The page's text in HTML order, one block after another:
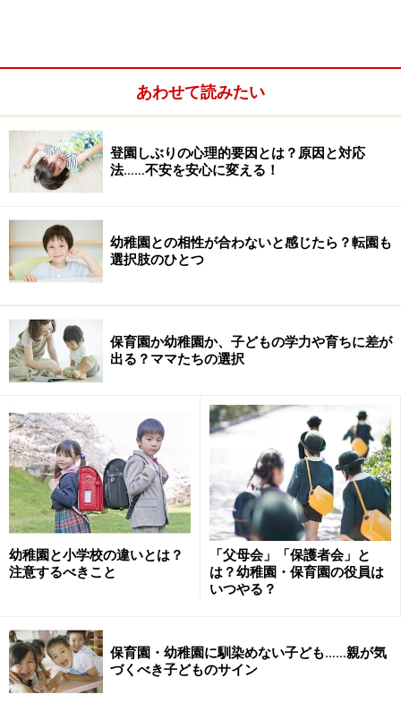
一つめは、年少クラスなど、入園した最初の年にやって
しまう方法です。先輩ママから「卒園の時の役員さんは
いちばん大変なのよ」という情報を聞いて、早いうちに
なるわけです。役員になることで、園のいろいろな情報
もわかるし、お友達もできるので、面倒くさがりなママ
もうひとつ、あえて最後の年に役員をやるという人も多
いでしょう。卒園の時には確かにいろいろと決める事が
多く、役員さんの出番も増えます。ただ、役員以外に
「卒対」（「卒園対策」の意味。これは結構よく使う園
用語なんですよ）の人を置くことも多いため、飛び抜け
て役員だけが大変ということにならないようにしている
ところが多いよう。最後の年に、親子とも思い出が増え
るように、あえて最後の年に役員をやるのもいいかもし
れません。
あわせて読みたい
登園しぶりの心理的要因とは？原因と対応
法……不安を安心に変える！
幼稚園との相性が合わないと感じたら？転園も
選択肢のひとつ
保育園か幼稚園か、子どもの学力や育ちに差が
出る？ママたちの選択
幼稚園と小学校の違いとは？
注意するべきこと
「父母会」「保護者会」と
は？幼稚園・保育園の役員は
いつやる？
保育園・幼稚園に馴染めない子ども……親が気
づくべき子どものサイン